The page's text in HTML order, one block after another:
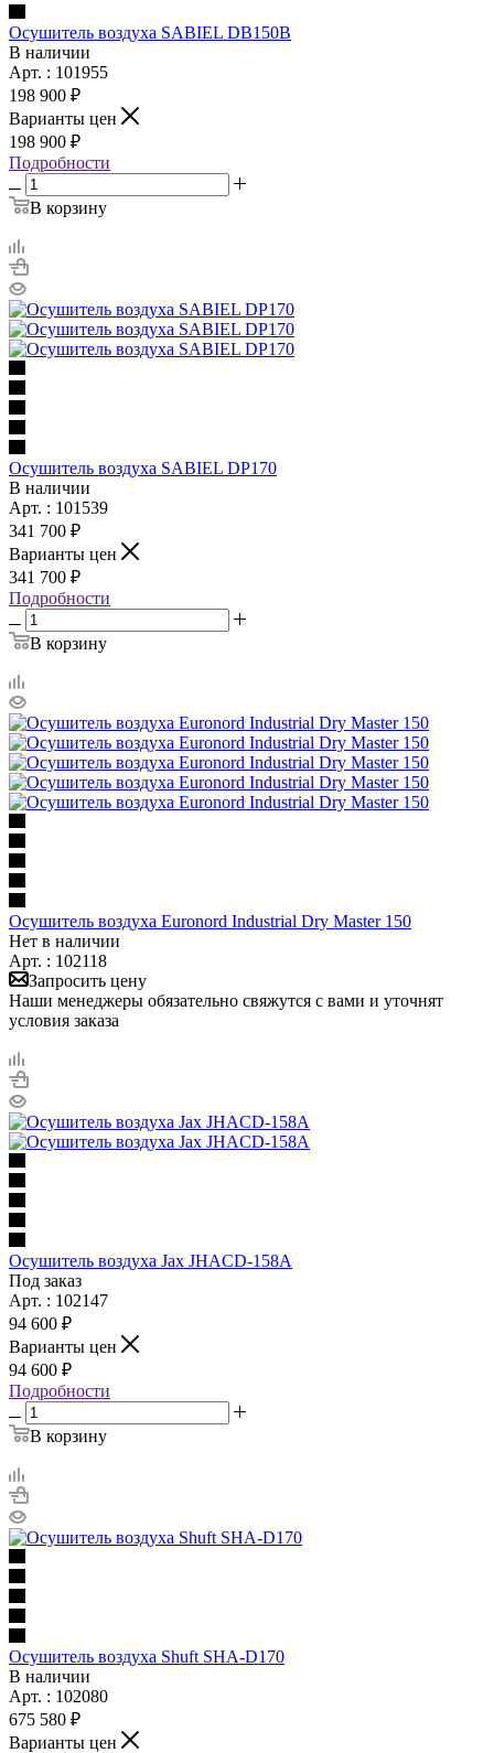
Осушитель воздуха SABIEL DB150B
В наличии
Арт. : 101955
198 900 ₽
Варианты цен
198 900 ₽
Подробности
В корзину
Осушитель воздуха SABIEL DP170
В наличии
Арт. : 101539
341 700 ₽
Варианты цен
341 700 ₽
Подробности
В корзину
Осушитель воздуха Euronord Industrial Dry Master 150
Нет в наличии
Арт. : 102118
Запросить цену
Наши менеджеры обязательно свяжутся с вами и уточнят
условия заказа
Осушитель воздуха Jax JHACD-158A
Под заказ
Арт. : 102147
94 600 ₽
Варианты цен
94 600 ₽
Подробности
В корзину
Осушитель воздуха Shuft SHA-D170
В наличии
Арт. : 102080
675 580 ₽
Варианты цен